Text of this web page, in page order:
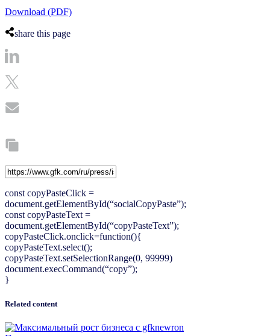
Download (PDF)
share this page
const copyPasteClick =
document.getElementById(“socialCopyPaste”);
const copyPasteText =
document.getElementById(“copyPasteText”);
copyPasteClick.onclick=function(){
copyPasteText.select();
copyPasteText.setSelectionRange(0, 99999)
document.execCommand(“copy”);
}
Related content